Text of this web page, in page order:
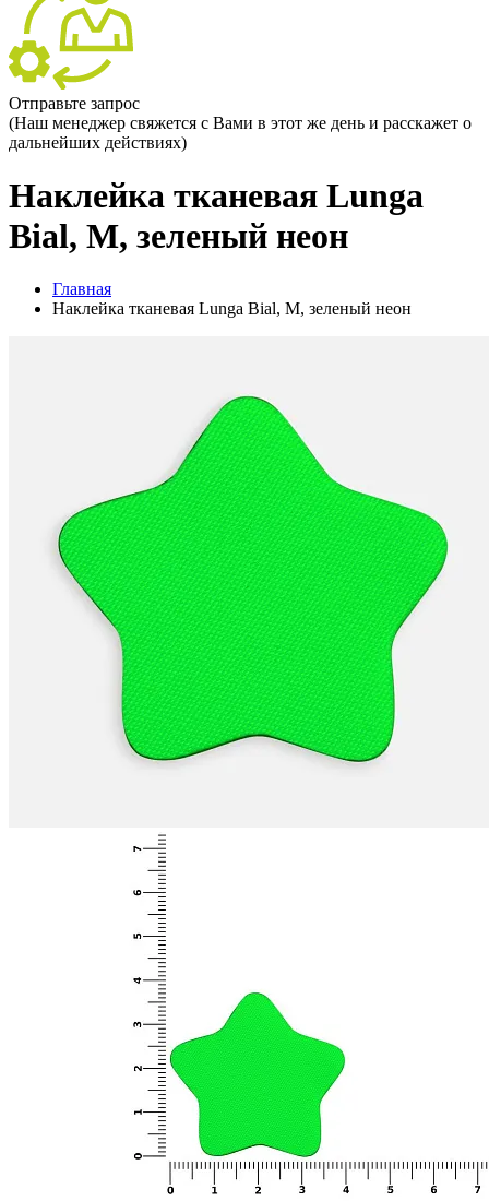
Отправьте запрос
(Наш менеджер свяжется с Вами в этот же день и расскажет о
дальнейших действиях)
Наклейка тканевая Lunga
Bial, M, зеленый неон
Главная
Наклейка тканевая Lunga Bial, M, зеленый неон